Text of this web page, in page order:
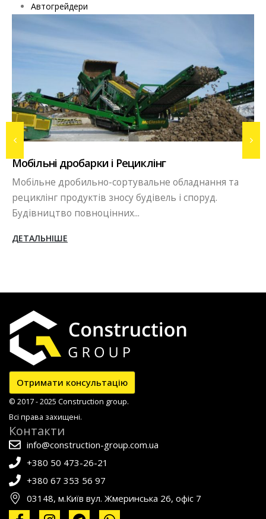
Автогрейдери
обладнання та
і споруд.
Вибропрессовое
Бізнес в сфері виробництва
бордюрів, блоків методом
сьогоднішніх...
Отримати консультацію
© 2017 - 2025 Construction group.
Всі права захищені.
Контакти
info@construction-group.com.ua
+380 50 473-26-21
+380 67 353 56 97
03148, м.Київ вул. Жмеринська 26, офіс 7